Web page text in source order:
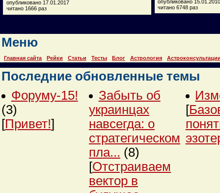
опубликовано 17.01.2017
читано 1666 раз
опубликовано 15.01.2010
читано 6748 раз
Меню
Главная сайта Рейки Статьи Тесты Блог Астрология
Последние обновленные темы
Форуму-15!
(3)
[Привет!]
Забыть об
украинцах
навсегда: о
стратегическом
пла... (8)
[Отстраиваем
вектор в
[